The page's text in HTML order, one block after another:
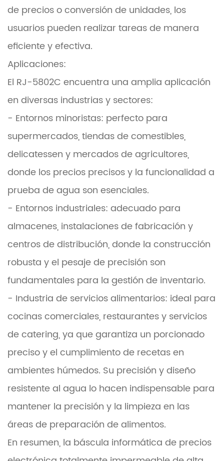
de precios o conversión de unidades, los
usuarios pueden realizar tareas de manera
eficiente y efectiva.
Aplicaciones:
El RJ-5802C encuentra una amplia aplicación
en diversas industrias y sectores:
- Entornos minoristas: perfecto para
supermercados, tiendas de comestibles,
delicatessen y mercados de agricultores,
donde los precios precisos y la funcionalidad a
prueba de agua son esenciales.
- Entornos industriales: adecuado para
almacenes, instalaciones de fabricación y
centros de distribución, donde la construcción
robusta y el pesaje de precisión son
fundamentales para la gestión de inventario.
- Industria de servicios alimentarios: ideal para
cocinas comerciales, restaurantes y servicios
de catering, ya que garantiza un porcionado
preciso y el cumplimiento de recetas en
ambientes húmedos. Su precisión y diseño
resistente al agua lo hacen indispensable para
mantener la precisión y la limpieza en las
áreas de preparación de alimentos.
En resumen, la báscula informática de precios